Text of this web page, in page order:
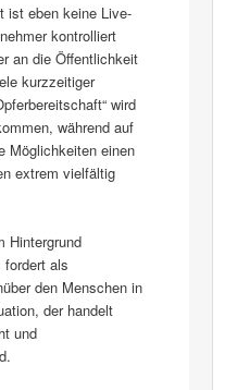
ist eben keine Live-
kontrolliert
an die Öffentlichkeit
kurzzeitiger
wird
während auf
Möglichkeiten einen
extrem vielfältig
Hintergrund
fordert als
den Menschen in
der handelt
und